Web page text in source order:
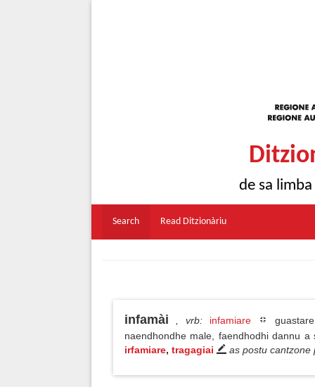
de sa
Search Read Ditzionàriu
infamài , vrb: infamiare
naendhondhe male, faendhodhi dannu
irfamiare, tragagiai as postu cantzone